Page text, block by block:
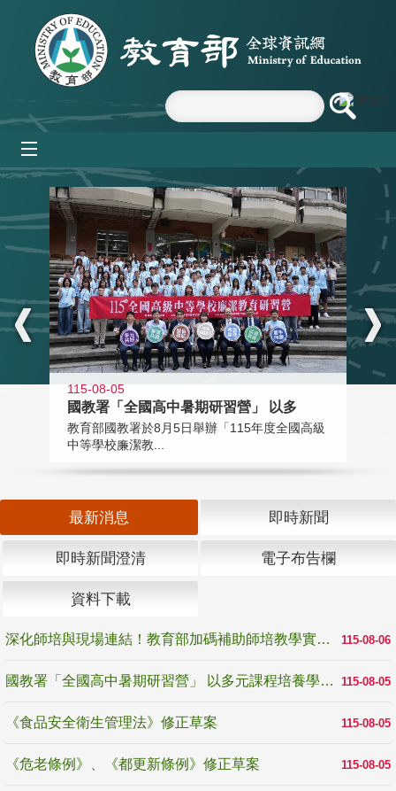
跳到主要內容區塊
:::
115-08-05
國教署「全國高中暑期研習營」 以多
教育部國教署於8月5日舉辦「115年度全國高級
中等學校廉潔教...
最新消息 即時新聞
即時新聞澄清 電子布告欄
資料下載
115-08-06
深化師培與現場連結！教育部加碼補助師培教學實踐研究 10月師培國際研討會交流教學實踐經驗
115-08-05
國教署「全國高中暑期研習營」 以多元課程培養學生瞭解誠信專業與倫理價值
115-08-05
《食品安全衛生管理法》修正草案
115-08-05
《危老條例》、《都更新條例》修正草案